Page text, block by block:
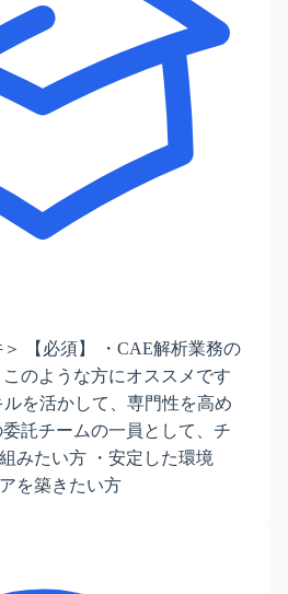
【必須】 ・CAE解析業務の
のような方にオススメです
ルを活かして、専門性を高め
託チームの一員として、チ
みたい方 ・安定した環境
を築きたい方